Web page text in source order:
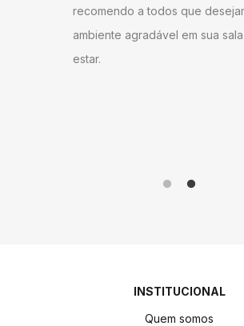
recomendo a todos que
ambiente agradável em sua
estar.
INSTITUCIONAL
Quem somos